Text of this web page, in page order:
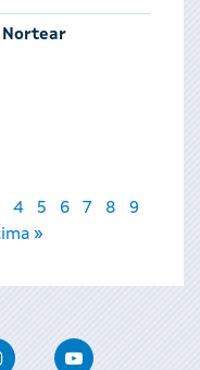
Nortear
4 5 6 7 8
9
»
InstagramYoutube